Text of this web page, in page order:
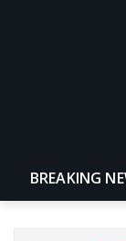
BREAKING